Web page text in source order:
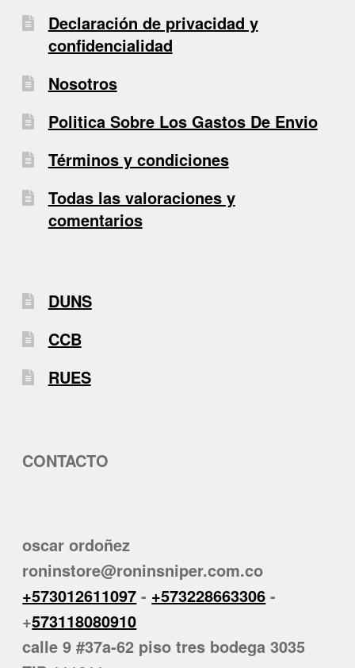
Declaración de privacidad y
confidencialidad
Nosotros
Politica Sobre Los Gastos De Envio
Términos y condiciones
Todas las valoraciones y
comentarios
DUNS
CCB
RUES
CONTACTO
oscar ordoñez
roninstore@roninsniper.com.co
+573012611097 - +573228663306 -
+573118080910
calle 9 #37a-62 piso tres bodega 3035